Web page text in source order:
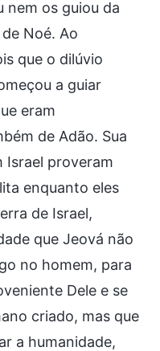
nem os guiou da
Noé. Ao
que o dilúvio
a guiar
eram
de Adão. Sua
Israel proveram
enquanto eles
de Israel,
que Jeová não
no homem, para
Dele e se
criado, mas que
a humanidade,